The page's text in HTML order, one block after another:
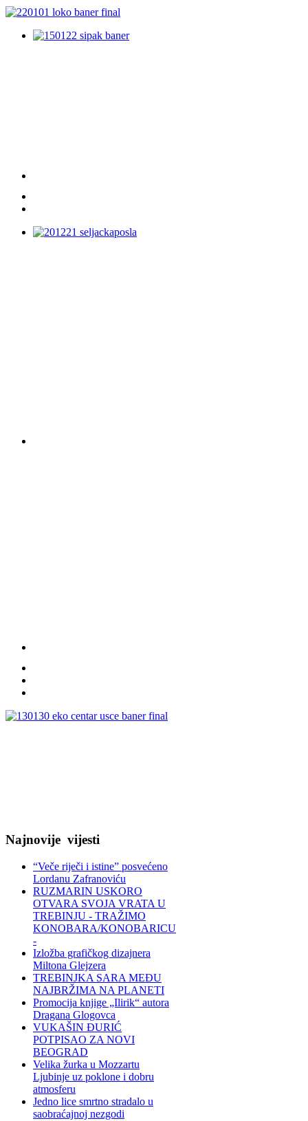
Najnovije vijesti
“Veče riječi i istine” posvećeno
Lordanu Zafranoviću
RUZMARIN USKORO
OTVARA SVOJA VRATA U
TREBINJU - TRAŽIMO
KONOBARA/KONOBARICU
-
Izložba grafičkog dizajnera
Miltona Glejzera
TREBINЈKA SARA MEĐU
NAJBRŽIMA NA PLANETI
Promocija knjige „Ilirik“ autora
Dragana Glogovca
VUKAŠIN ĐURIĆ
POTPISAO ZA NOVI
BEOGRAD
Velika žurka u Mozzartu
Ljubinje uz poklone i dobru
atmosferu
Jedno lice smrtno stradalo u
saobraćajnoj nezgodi